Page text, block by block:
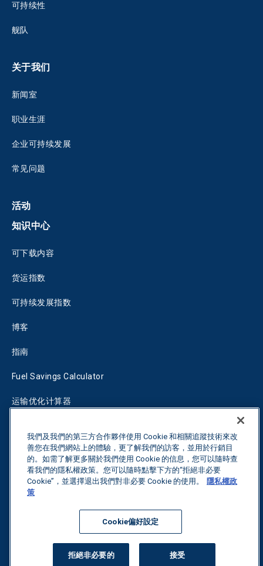
可持续性
舰队
关于我们
新闻室
职业生涯
企业可持续发展
常见问题
活动
知识中心
可下载内容
货运指数
可持续发展指数
博客
指南
Fuel Savings Calculator
运输优化计算器
联系我们
我們及我們的第三方合作夥伴使用 Cookie 和相關追蹤技術來改
善您在我們網站上的體驗，更了解我們的訪客，並用於行銷目
的。如需了解更多關於我們使用 Cookie 的信息，您可以隨時查
看我們的隱私權政策。您可以隨時點擊下方的“拒絕非必要
Cookie”，並選擇退出我們對非必要 Cookie 的使用。
隱私權政
策
Cookie偏好設定
拒絕非必要的 接受